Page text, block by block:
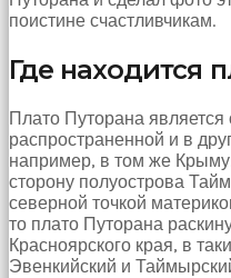
paça
tutup
çekti
kızmaya
başladı
sex
hikayeleri
Onun
derdinin
dermanı
benim
поистине счастливчикам.
Где находится
Плато Путорана является
распространенной и в
например, в том же
сторону полуострова
северной точкой
то плато Путорана
Красноярского края, в
Эвенкийский и